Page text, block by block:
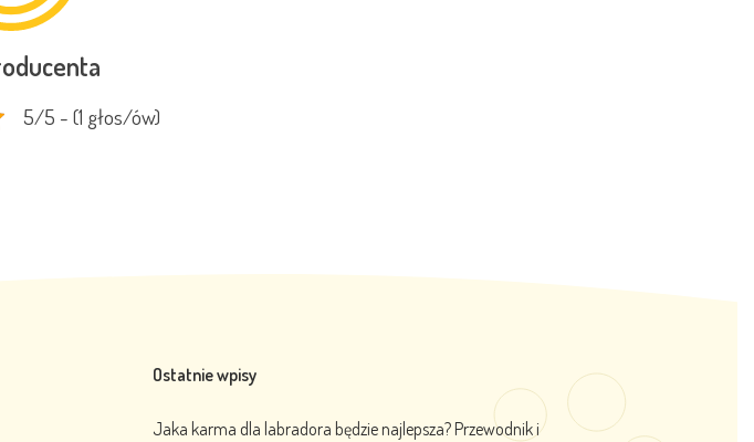
5/5 - (1 głos/ów)
Ostatnie wpisy
Jaka karma dla labradora będzie najlepsza? Przewodnik i